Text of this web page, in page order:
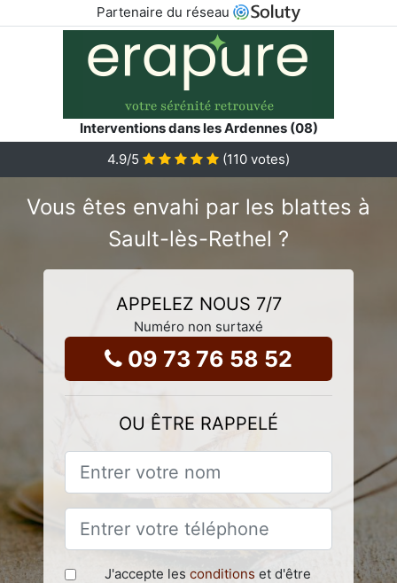
Partenaire du réseau
Interventions dans les Ardennes (08)
4.9/5 (110 votes)
Vous êtes envahi par les blattes à
Sault-lès-Rethel ?
APPELEZ NOUS 7/7
Numéro non surtaxé
09 73 76 58 52
OU ÊTRE RAPPELÉ
J'accepte les conditions et d'être